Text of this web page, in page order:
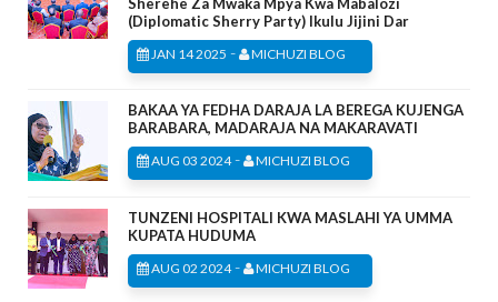
(Diplomatic Sherry Party) Ikulu Jijini Dar
JAN 14 2025 - MICHUZI BLOG
BAKAA YA FEDHA DARAJA LA BEREGA KUJENGA
BARABARA, MADARAJA NA MAKARAVATI
AUG 03 2024- MICHUZI BLOG
TUNZENI HOSPITALI KWA MASLAHI YA UMMA
KUPATA HUDUMA
AUG 02 2024- MICHUZI BLOG